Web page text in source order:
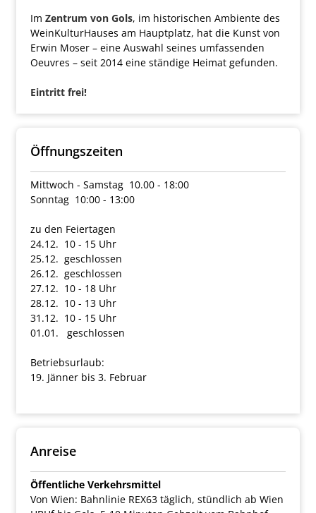
Im Zentrum von Gols, im historischen Ambiente des
WeinKulturHauses am Hauptplatz, hat die Kunst von
Erwin Moser – eine Auswahl seines umfassenden
Oeuvres – seit 2014 eine ständige Heimat gefunden.
Eintritt frei!
Öffnungszeiten
Mittwoch - Samstag 10.00 - 18:00
Sonntag 10:00 - 13:00
zu den Feiertagen
24.12. 10 - 15 Uhr
25.12. geschlossen
26.12. geschlossen
27.12. 10 - 18 Uhr
28.12. 10 - 13 Uhr
31.12. 10 - 15 Uhr
01.01. geschlossen
Betriebsurlaub:
19. Jänner bis 3. Februar
Anreise
Öffentliche Verkehrsmittel
Von Wien: Bahnlinie REX63 täglich, stündlich ab Wien